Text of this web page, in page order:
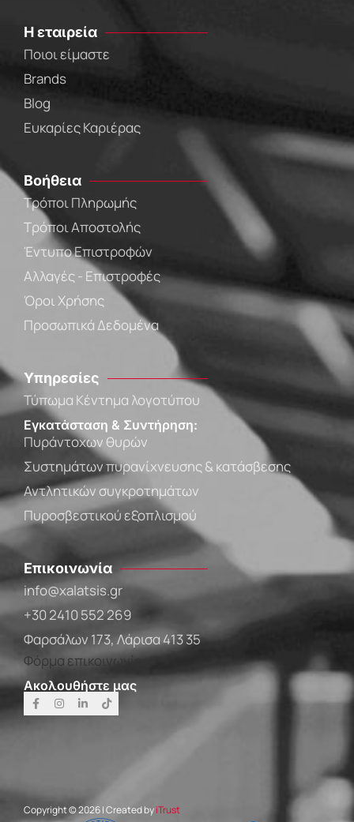
Η εταιρεία
Ποιοι είμαστε
Brands
Blog
Ευκαρίες Καριέρας
Βοήθεια
Τρόποι Πληρωμής
Τρόποι Αποστολής
Έντυπο Επιστροφών
Αλλαγές - Επιστροφές
Όροι Χρήσης
Προσωπικά Δεδομένα
Υπηρεσίες
Τύπωμα Κέντημα λογοτύπου
Εγκατάσταση & Συντήρηση:
Πυράντοχων θυρών
Συστημάτων πυρανίχνευσης & κατάσβεσης
Αντλητικών συγκροτημάτων
Πυροσβεστικού εξοπλισμού
Επικοινωνία
info@xalatsis.gr
+30 2410 552 269
Φαρσάλων 173, Λάρισα 413 35
Φόρμα επικοινωνίας
Ακολουθήστε μας
Copyright © 2026 | Created byiTrust